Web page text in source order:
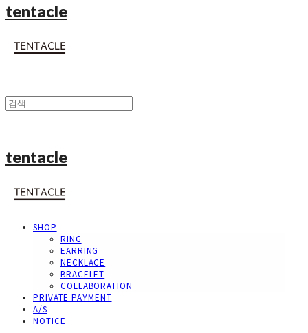
tentacle
tentacle
SHOP
RING
EARRING
NECKLACE
BRACELET
COLLABORATION
PRIVATE PAYMENT
A/S
NOTICE